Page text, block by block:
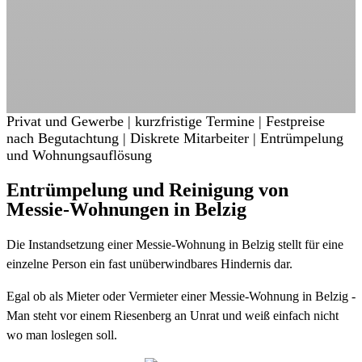
Privat und Gewerbe | kurzfristige Termine | Festpreise
nach Begutachtung | Diskrete Mitarbeiter | Entrümpelung
und Wohnungsauflösung
Entrümpelung und Reinigung von
Messie-Wohnungen in Belzig
Die Instandsetzung einer Messie-Wohnung in Belzig stellt für eine
einzelne Person ein fast unüberwindbares Hindernis dar.
Egal ob als Mieter oder Vermieter einer Messie-Wohnung in Belzig -
Man steht vor einem Riesenberg an Unrat und weiß einfach nicht
wo man loslegen soll.